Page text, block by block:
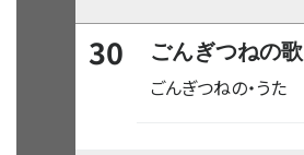
30 ごんぎつねの歌
ごんぎつねの・うた